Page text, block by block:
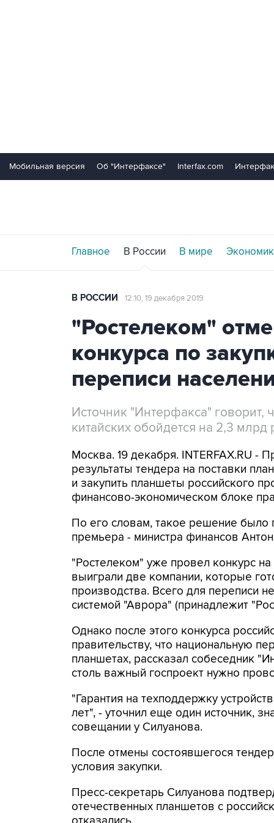
Мобильная версия Об "Интерфаксе" Interfax.com
Главное В России В мире
В РОССИИ 12:10, 19 декабря 2019
"Ростелеком"
конкурса по
переписи
Источник "Интерфакса" говорит,
китайских обойдется на 2,3
Москва. 19 декабря. INTERFAX.RU -
результаты тендера на поставки
и закупить планшеты российского
финансово-экономическом блоке
По его словам, такое решение было
премьера - министра финансов
"Ростелеком" уже провел конкурс
выиграли две компании, которые
производства. Всего для переписи
системой "Аврора" (принадлежит
Однако после этого конкурса
правительству, что национальную
планшетах, рассказал собеседник
столь важный госпроект нужно
"Гарантия на техподдержку
лет", - уточнил еще один источник,
совещании у Силуанова.
После отмены состоявшегося
условия закупки.
Пресс-секретарь Силуанова
отечественных планшетов с